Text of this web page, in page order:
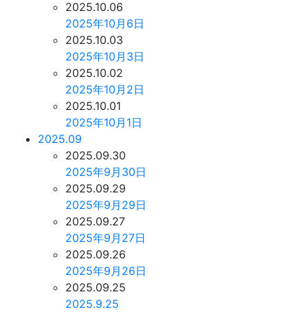
2025.10.06
2025年10月6日
2025.10.03
2025年10月3日
2025.10.02
2025年10月2日
2025.10.01
2025年10月1日
2025.09
2025.09.30
2025年9月30日
2025.09.29
2025年9月29日
2025.09.27
2025年9月27日
2025.09.26
2025年9月26日
2025.09.25
2025.9.25